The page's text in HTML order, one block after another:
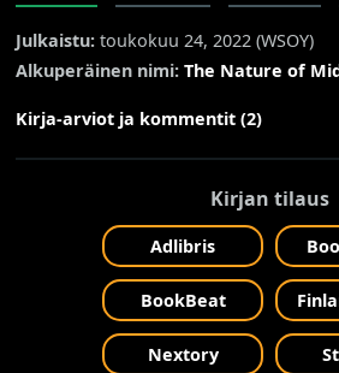
Julkaistu: toukokuu 24, 2022 (WSOY)
Alkuperäinen nimi: The Nature of
Kirja-arviot ja kommentit (2)
Kirjan tilaus
Adlibris
BookBeat
Nextory